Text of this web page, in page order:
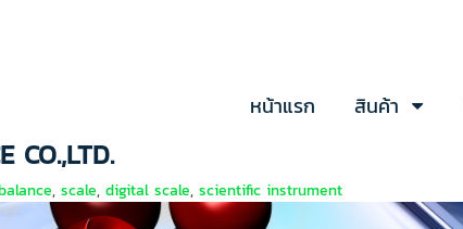
หน้าแรก สินค้า
CO.,LTD.
,scale,digital scale,scientific instrument